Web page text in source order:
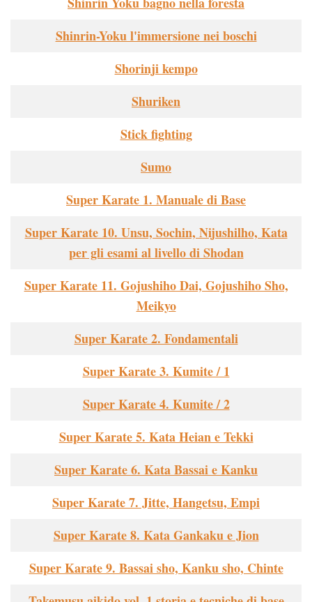
Shinrin-Yoku l'immersione nei boschi
Shorinji kempo
Shuriken
Stick fighting
Sumo
Super Karate 1. Manuale di Base
Super Karate 10. Unsu, Sochin, Nijushilho, Kata
per gli esami al livello di Shodan
Super Karate 11. Gojushiho Dai, Gojushiho Sho,
Meikyo
Super Karate 2. Fondamentali
Super Karate 3. Kumite / 1
Super Karate 4. Kumite / 2
Super Karate 5. Kata Heian e Tekki
Super Karate 6. Kata Bassai e Kanku
Super Karate 7. Jitte, Hangetsu, Empi
Super Karate 8. Kata Gankaku e Jion
Super Karate 9. Bassai sho, Kanku sho, Chinte